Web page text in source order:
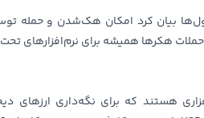
بیان کرد امکان هک‌شدن و حمله
حملات هکرها همیشه برای نرم‌افزارهای
هستند که برای نگه‌داری ارزهای